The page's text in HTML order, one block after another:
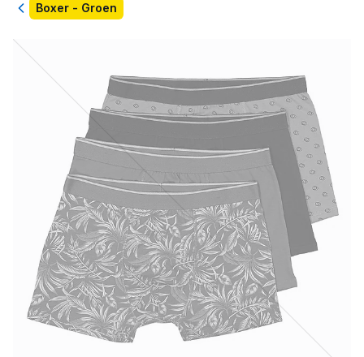
TerugBoxer - Groen